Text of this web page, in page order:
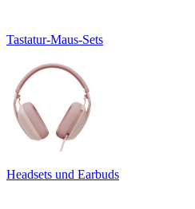
Tastatur-Maus-Sets
Headsets und Earbuds